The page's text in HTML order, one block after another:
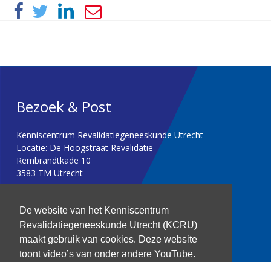
De website van het Kenniscentrum
Revalidatiegeneeskunde Utrecht (KCRU)
maakt gebruik van cookies. Deze website
toont video’s van onder andere YouTube.
Bezoek & Post
Kenniscentrum Revalidatiegeneeskunde Utrecht
Locatie: De Hoogstraat Revalidatie
Rembrandtkade 10
3583 TM Utrecht
kenniscentrum@dehoogstraat.nl